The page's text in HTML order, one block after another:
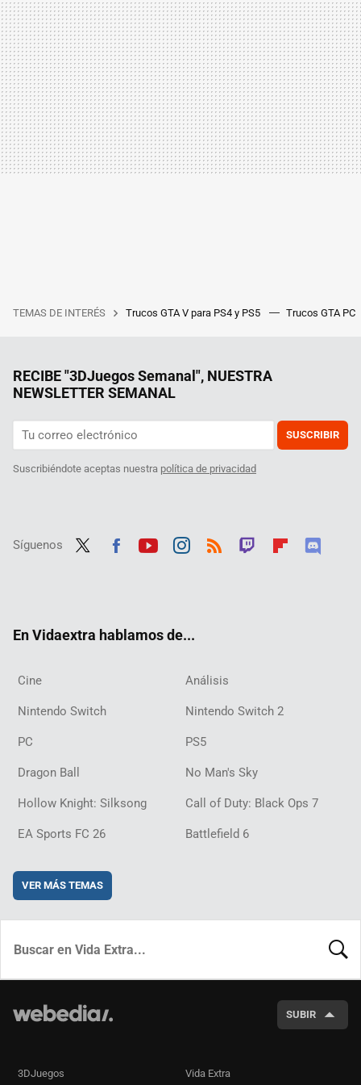
TEMAS DE INTERÉS Trucos GTA V para PS4 y PS5 Trucos GTA PC
RECIBE "3DJuegos Semanal", NUESTRA
NEWSLETTER SEMANAL
SUSCRIBIR
Suscribiéndote aceptas nuestra política de privacidad
Síguenos
En Vidaextra hablamos de...
Cine Análisis
Nintendo Switch Nintendo Switch 2
PC PS5
Dragon Ball No Man's Sky
Hollow Knight: Silksong Call of Duty: Black Ops 7
EA Sports FC 26 Battlefield 6
VER MÁS TEMAS
SUBIR
3DJuegos Vida Extra